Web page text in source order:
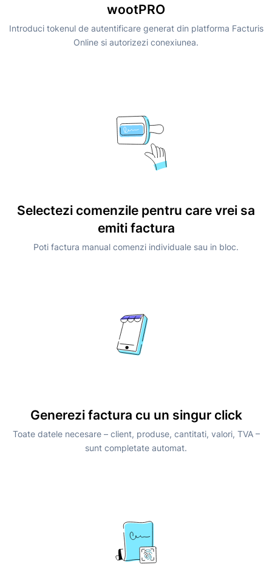
wootPRO
Introduci tokenul de autentificare generat din platforma Facturis
Online si autorizezi conexiunea.
Selectezi comenzile pentru care vrei sa
emiti factura
Poti factura manual comenzi individuale sau in bloc.
Generezi factura cu un singur click
Toate datele necesare – client, produse, cantitati, valori, TVA –
sunt completate automat.